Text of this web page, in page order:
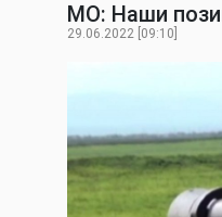
Актуальное
Экономика
МО: Наши
29.06.2022 [09:10]